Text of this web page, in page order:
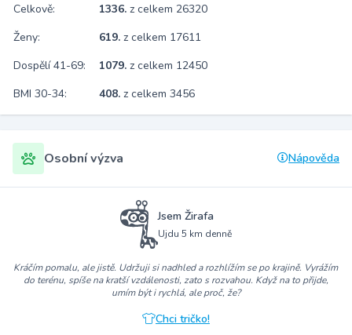
Celkově: 1336. z celkem 26320
Ženy:
619. z celkem 17611
Dospělí 41-69:
1079. z celkem 12450
BMI 30-34:
408. z celkem 3456
Osobní výzva Nápověda
Jsem Žirafa
Ujdu 5 km denně
Kráčím pomalu, ale jistě. Udržuji si nadhled a rozhlížím se po krajině. Vyrážím
do terénu, spíše na kratší vzdálenosti, zato s rozvahou. Když na to přijde,
umím být i rychlá, ale proč, že?
Chci tričko!